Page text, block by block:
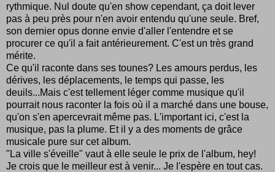
rythmique. Nul doute qu'en show cependant, ça doit lever
pas à peu près pour n'en avoir entendu qu'une seule. Bref,
son dernier opus donne envie d'aller l'entendre et se
procurer ce qu'il a fait antérieurement. C'est un très grand
mérite.
Ce qu'il raconte dans ses tounes? Les amours perdus, les
dérives, les déplacements, le temps qui passe, les
deuils...Mais c'est tellement léger comme musique qu'il
pourrait nous raconter la fois où il a marché dans une bouse,
qu'on s'en apercevrait même pas. L'important ici, c'est la
musique, pas la plume. Et il y a des moments de grâce
musicale pure sur cet album.
"La ville s'éveille" vaut à elle seule le prix de l'album, hey!
Je crois que le meilleur est à venir... Je l'espère en tout cas.